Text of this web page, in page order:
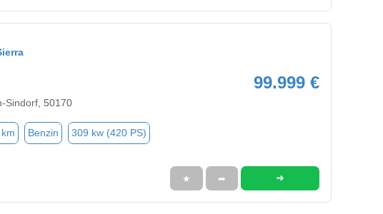
99.999 €
Sindorf, 50170
Benzin 309 kw (420 PS)
★ ➦ ➜